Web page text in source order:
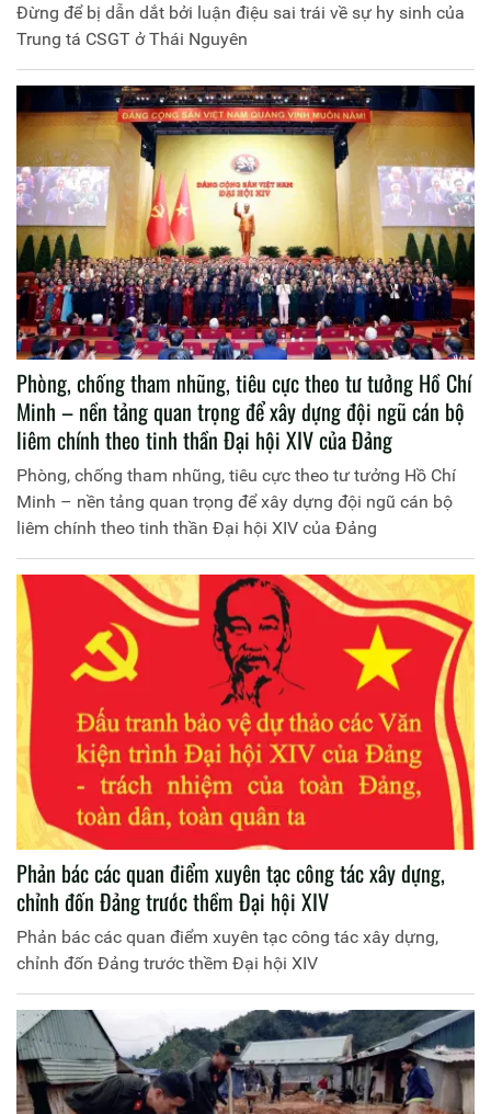
Đừng để bị dẫn dắt bởi luận điệu sai trái về sự hy sinh của
Trung tá CSGT ở Thái Nguyên
Phòng, chống tham nhũng, tiêu cực theo tư tưởng Hồ Chí
Minh – nền tảng quan trọng để xây dựng đội ngũ cán bộ
liêm chính theo tinh thần Đại hội XIV của Đảng
Phòng, chống tham nhũng, tiêu cực theo tư tưởng Hồ Chí
Minh – nền tảng quan trọng để xây dựng đội ngũ cán bộ
liêm chính theo tinh thần Đại hội XIV của Đảng
Phản bác các quan điểm xuyên tạc công tác xây dựng,
chỉnh đốn Đảng trước thềm Đại hội XIV
Phản bác các quan điểm xuyên tạc công tác xây dựng,
chỉnh đốn Đảng trước thềm Đại hội XIV